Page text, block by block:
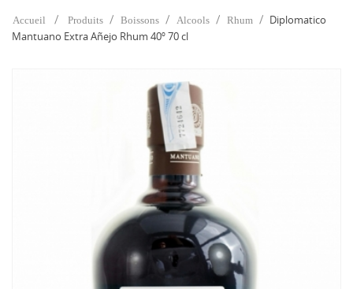
Accueil Produits Boissons Alcools Rhum
Diplomatico
Mantuano Extra Añejo Rhum 40º 70 cl